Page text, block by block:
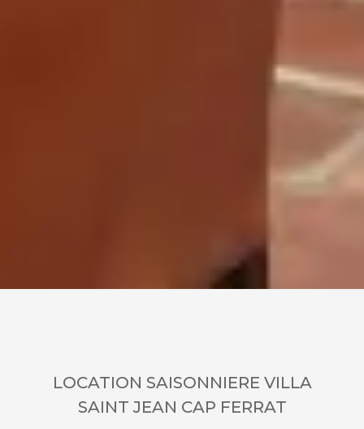
LOCATION SAISONNIERE VILLA
SAINT JEAN CAP FERRAT